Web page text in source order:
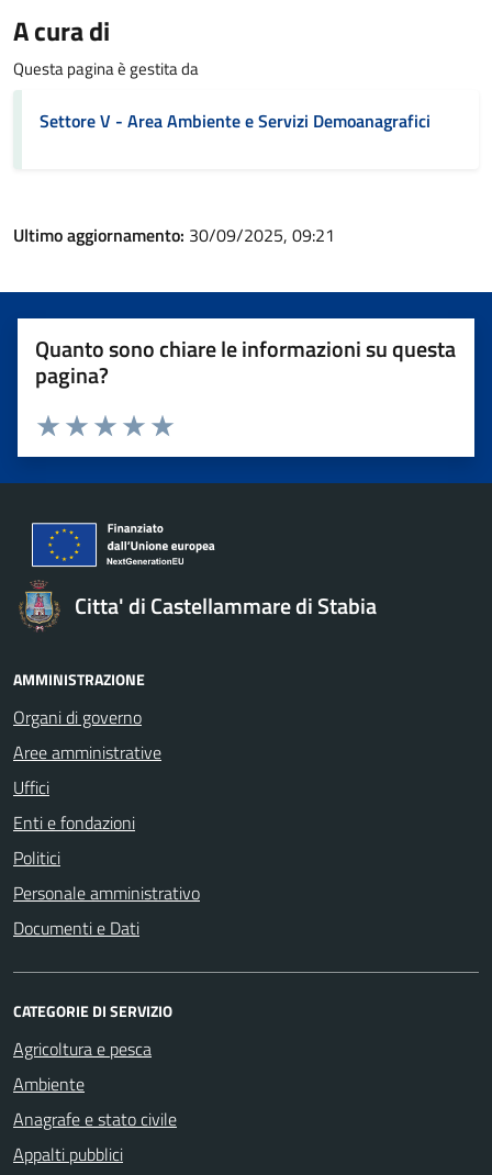
A cura di
Questa pagina è gestita da
Settore V - Area Ambiente e Servizi Demoanagrafici
Ultimo aggiornamento: 30/09/2025, 09:21
Quanto sono chiare le informazioni su questa
pagina?
Valuta 5 stelle su 5
Valuta 4 stelle su 5
Valuta 3 stelle su 5
Valuta 2 stelle su 5
Valuta 1 stelle su 5
Citta' di Castellammare di Stabia
AMMINISTRAZIONE
Organi di governo
Aree amministrative
Uffici
Enti e fondazioni
Politici
Personale amministrativo
Documenti e Dati
CATEGORIE DI SERVIZIO
Agricoltura e pesca
Ambiente
Anagrafe e stato civile
Appalti pubblici